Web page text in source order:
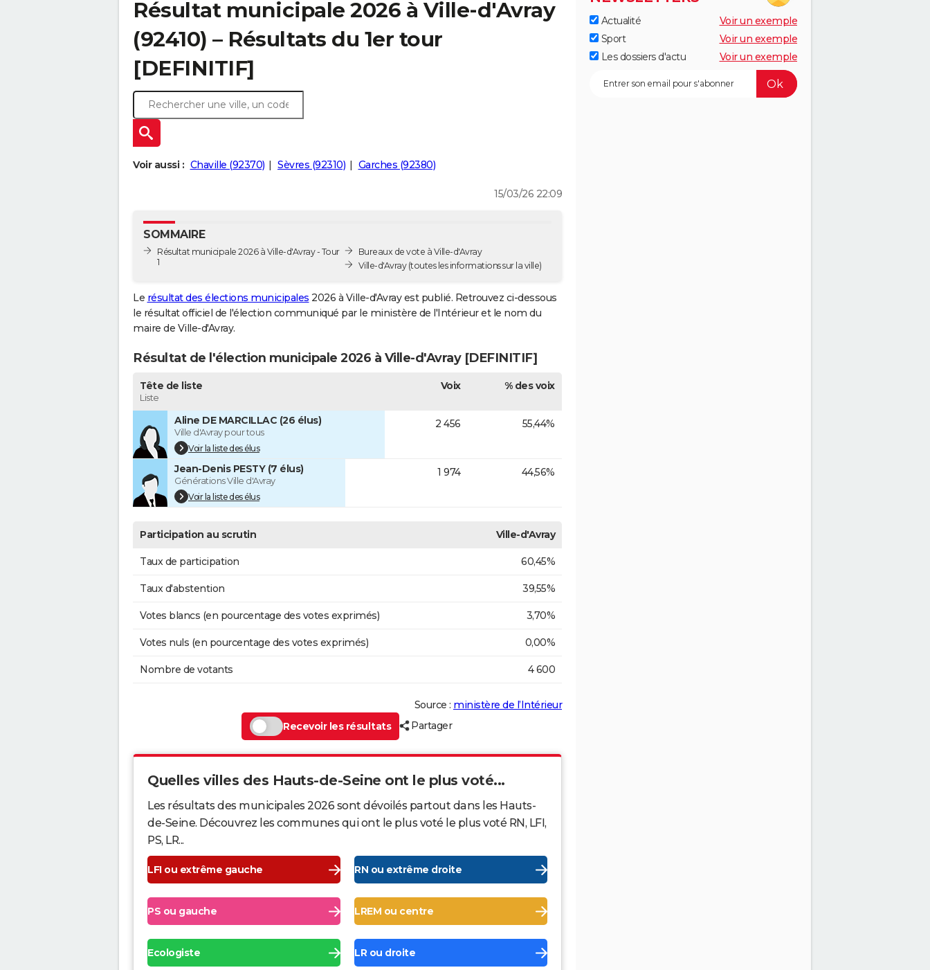
Résultat municipale 2026 à Ville-d'Avray
(92410) – Résultats du 1er tour
[DEFINITIF]
Voir aussi : Chaville (92370) Sèvres (92310) Garches (92380)
15/03/26 22:09
SOMMAIRE
Résultat municipale 2026 à Ville-d'Avray - Tour
1
Bureaux de vote à Ville-d'Avray
Ville-d'Avray(toutes les informations sur la ville)
Le résultat des élections municipales 2026 à Ville-d'Avray est publié. Retrouvez ci-dessous
le résultat officiel de l'élection communiqué par le ministère de l'Intérieur et le nom du
maire de Ville-d'Avray.
Résultat de l'élection municipale 2026 à Ville-d'Avray [DEFINITIF]
Tête de liste
Liste
Voix % des voix
Aline DE MARCILLAC (26 élus)
Ville d'Avray pour tous
Voir la liste des élus
2 456 55,44%
Jean-Denis PESTY (7 élus)
Générations Ville d'Avray
Voir la liste des élus
1 974 44,56%
Participation au scrutin Ville-d'Avray
Taux de participation 60,45%
Taux d'abstention 39,55%
Votes blancs (en pourcentage des votes exprimés) 3,70%
Votes nuls (en pourcentage des votes exprimés) 0,00%
Nombre de votants 4 600
Source : ministère de l’Intérieur
Recevoir les résultats
Partager
Quelles villes des Hauts-de-Seine ont le plus voté...
Les résultats des municipales 2026 sont dévoilés partout dans les Hauts-
de-Seine. Découvrez les communes qui ont le plus voté le plus voté RN, LFI,
PS, LR...
LFI ou extrême gauche RN ou extrême droite
PS ou gauche LREM ou centre
Ecologiste LR ou droite
Actualité
Voir un exemple
Sport
Voir un exemple
Les dossiers d'actu
Voir un exemple